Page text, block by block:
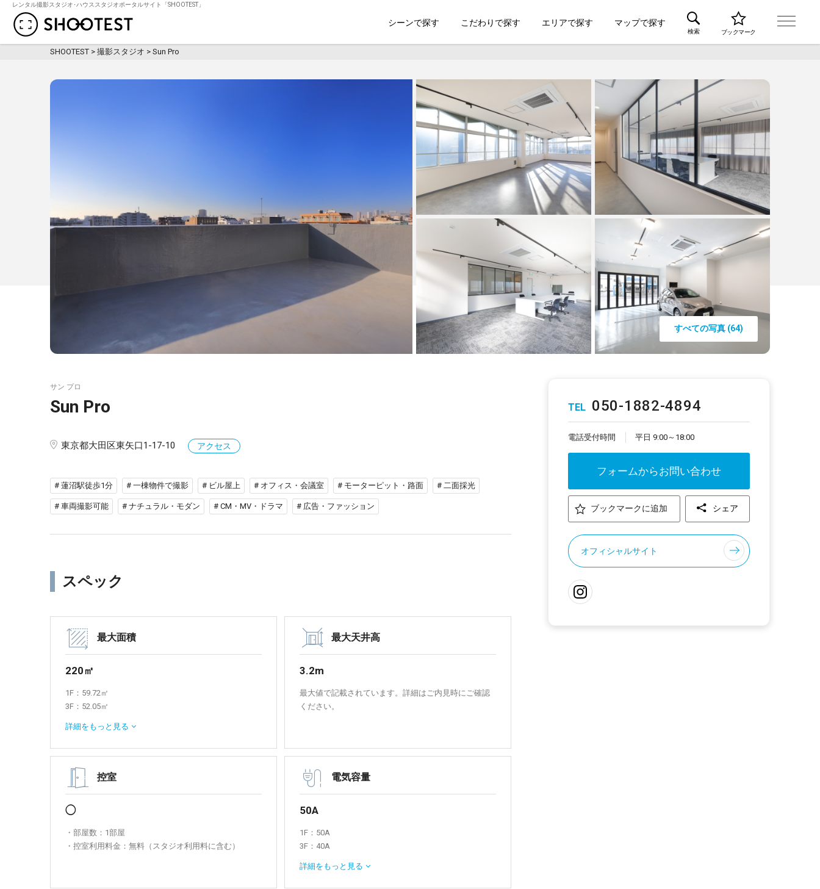
レンタル撮影スタジオ･ハウススタジオポータルサイト「SHOOTEST」
シーンで探す こだわりで探す エリアで探す マップで探す
検索 ブックマーク
SHOOTEST > 撮影スタジオ > Sun Pro
すべての写真 (64)
サン プロ
Sun Pro
東京都大田区東矢口1-17-10 アクセス
# 蓮沼駅徒歩1分 # 一棟物件で撮影 # ビル屋上 # オフィス・会議室 # モーターピット・路面 # 二面採光
# 車両撮影可能 # ナチュラル・モダン # CM・MV・ドラマ # 広告・ファッション
スペック
最大面積
220㎡
1F：59.72㎡
3F：52.05㎡
5F 屋上：50㎡
詳細を もっと見る
最大天井高
3.2m
最大値で記載されています。詳細はご内見時にご確認
ください。
控室
◯
・部屋数：1部屋
・控室利用料金：無料（スタジオ利用料に含む）
電気容量
50A
1F：50A
3F：40A
5F 屋上：30A
詳細はご内見時にご確認ください。
詳細を もっと見る
TEL 050-1882-4894
電話受付時間 平日 9:00～18:00
フォームからお問い合わせ
ブックマークに追加 シェア
オフィシャルサイト